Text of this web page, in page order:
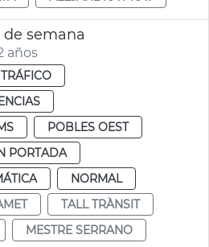
de semana
años
TRÁFICO
POBLES OEST
PORTADA
NORMAL
TALL TRÀNSIT
MESTRE SERRANO